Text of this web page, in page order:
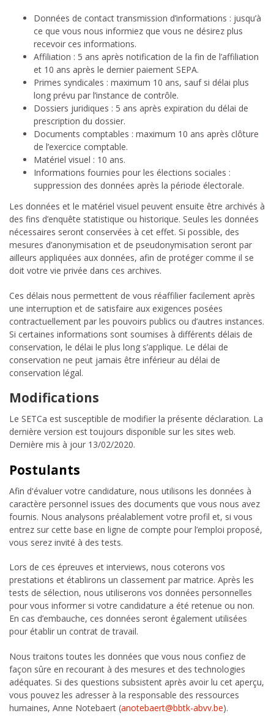
Données de contact transmission d’informations : jusqu’à
ce que vous nous informiez que vous ne désirez plus
recevoir ces informations.
Affiliation : 5 ans après notification de la fin de l’affiliation
et 10 ans après le dernier paiement SEPA.
Primes syndicales : maximum 10 ans, sauf si délai plus
long prévu par l’instance de contrôle.
Dossiers juridiques : 5 ans après expiration du délai de
prescription du dossier.
Documents comptables : maximum 10 ans après clôture
de l’exercice comptable.
Matériel visuel : 10 ans.
Informations fournies pour les élections sociales :
suppression des données après la période électorale.
Les données et le matériel visuel peuvent ensuite être archivés à
des fins d’enquête statistique ou historique. Seules les données
nécessaires seront conservées à cet effet. Si possible, des
mesures d’anonymisation et de pseudonymisation seront par
ailleurs appliquées aux données, afin de protéger comme il se
doit votre vie privée dans ces archives.
Ces délais nous permettent de vous réaffilier facilement après
une interruption et de satisfaire aux exigences posées
contractuellement par les pouvoirs publics ou d’autres instances.
Si certaines informations sont soumises à différents délais de
conservation, le délai le plus long s’applique. Le délai de
conservation ne peut jamais être inférieur au délai de
conservation légal.
Modifications
Le SETCa est susceptible de modifier la présente déclaration. La
dernière version est toujours disponible sur les sites web.
Dernière mis à jour 13/02/2020.
Postulants
Afin d'évaluer votre candidature, nous utilisons les données à
caractère personnel issues des documents que vous nous avez
fournis. Nous analysons préalablement votre profil et, si vous
entrez sur cette base en ligne de compte pour l’emploi proposé,
vous serez invité à des tests.
Lors de ces épreuves et interviews, nous coterons vos
prestations et établirons un classement par matrice. Après les
tests de sélection, nous utiliserons vos données personnelles
pour vous informer si votre candidature a été retenue ou non.
En cas d’embauche, ces données seront également utilisées
pour établir un contrat de travail.
Nous traitons toutes les données que vous nous confiez de
façon sûre en recourant à des mesures et des technologies
adéquates. Si des questions subsistent après avoir lu cet aperçu,
vous pouvez les adresser à la responsable des ressources
humaines, Anne Notebaert (anotebaert@bbtk-abvv.be).